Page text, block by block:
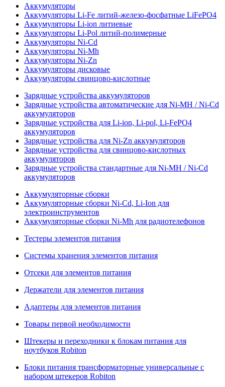
Аккумуляторы
Аккумуляторы Li-Fe литий-железо-фосфатные LiFePO4
Аккумуляторы Li-ion литиевые
Аккумуляторы Li-Pol литий-полимерные
Аккумуляторы Ni-Cd
Аккумуляторы Ni-Mh
Аккумуляторы Ni-Zn
Аккумуляторы дисковые
Аккумуляторы свинцово-кислотные
Зарядные устройства аккумуляторов
Зарядные устройства автоматические для Ni-MH / Ni-Cd
аккумуляторов
Зарядные устройства для Li-ion, Li-pol, Li-FePO4
аккумуляторов
Зарядные устройства для Ni-Zn аккумуляторов
Зарядные устройства для свинцово-кислотных
аккумуляторов
Зарядные устройства стандартные для Ni-MH / Ni-Cd
аккумуляторов
Аккумуляторные сборки
Аккумуляторные сборки Ni-Cd, Li-Ion для
электроинструментов
Аккумуляторные сборки Ni-Mh для радиотелефонов
Тестеры элементов питания
Системы хранения элементов питания
Отсеки для элементов питания
Держатели для элементов питания
Адаптеры для элементов питания
Товары первой необходимости
Штекеры и переходники к блокам питания для
ноутбуков Robiton
Блоки питания трансформаторные универсальные с
набором штекеров Robiton